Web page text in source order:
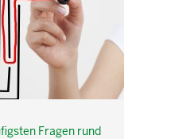
Fragen rund